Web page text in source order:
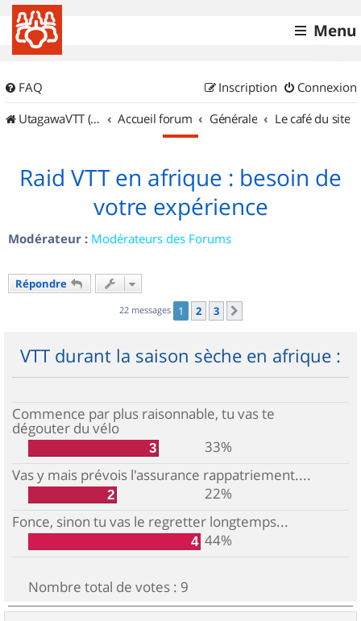
Menu
FAQ Connexion
Inscription
UtagawaVTT (Randos VTT et VTTAE avec traces GPS)
Accueil forum Générale Le café du site
Raid VTT en afrique : besoin de
votre expérience
Modérateur : Modérateurs des Forums
Répondre
22 messages 1 2 3
VTT durant la saison sèche en afrique :
Commence par plus raisonnable, tu vas te
dégouter du vélo
3
33%
Vas y mais prévois l'assurance rappatriement....
2
22%
Fonce, sinon tu vas le regretter longtemps...
4 44%
Nombre total de votes : 9